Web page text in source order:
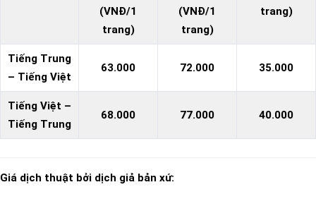
(VNĐ/1
trang)
(VNĐ/1
trang)
trang)
Tiếng Trung
– Tiếng Việt
63.000 72.000 35.000
Tiếng Việt –
Tiếng Trung
68.000 77.000 40.000
Giá dịch thuật bởi dịch giả bản xứ: